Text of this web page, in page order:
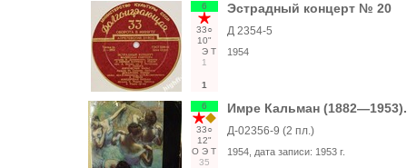
6
33○
10"
Э Т
1
1
Эстрадный концерт № 20
Д 2354-5
1954
6
33○
12"
О Э Т
35
Имре Кальман
Д-02356-9 (2 пл.)
1954 , дата записи: 1953 г.